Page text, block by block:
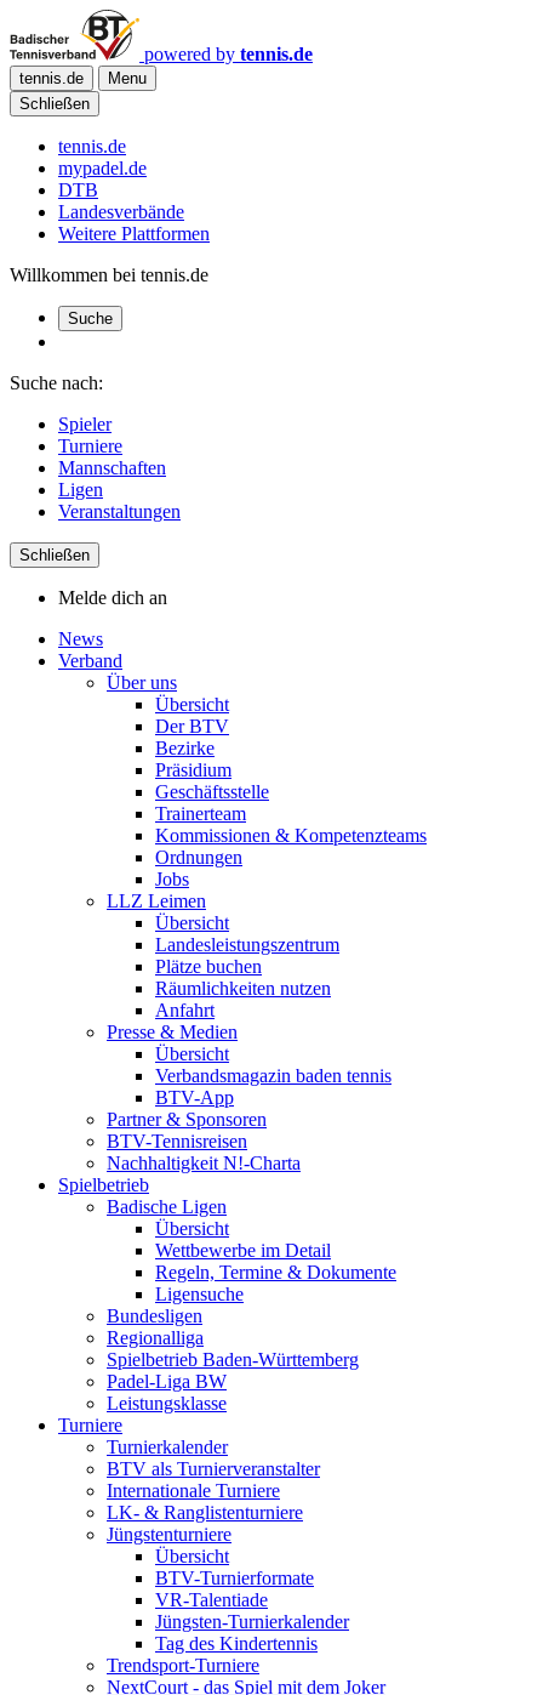
powered by tennis.de
tennis.de
Menu
Schließen
tennis.de
mypadel.de
DTB
Landesverbände
Weitere Plattformen
Willkommen bei tennis.de
Suche
Suche nach:
Spieler
Turniere
Mannschaften
Ligen
Veranstaltungen
Schließen
Melde dich an
News
Verband
Über uns
Übersicht
Der BTV
Bezirke
Präsidium
Geschäftsstelle
Trainerteam
Kommissionen & Kompetenzteams
Ordnungen
Jobs
LLZ Leimen
Übersicht
Landesleistungszentrum
Plätze buchen
Räumlichkeiten nutzen
Anfahrt
Presse & Medien
Übersicht
Verbandsmagazin baden tennis
BTV-App
Partner & Sponsoren
BTV-Tennisreisen
Nachhaltigkeit N!-Charta
Spielbetrieb
Badische Ligen
Übersicht
Wettbewerbe im Detail
Regeln, Termine & Dokumente
Ligensuche
Bundesligen
Regionalliga
Spielbetrieb Baden-Württemberg
Padel-Liga BW
Leistungsklasse
Turniere
Turnierkalender
BTV als Turnierveranstalter
Internationale Turniere
LK- & Ranglistenturniere
Jüngstenturniere
Übersicht
BTV-Turnierformate
VR-Talentiade
Jüngsten-Turnierkalender
Tag des Kindertennis
Trendsport-Turniere
NextCourt - das Spiel mit dem Joker